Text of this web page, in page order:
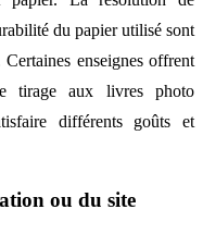
du papier utilisé sont
enseignes offrent
tirage aux livres photo
différents goûts et
ou du site